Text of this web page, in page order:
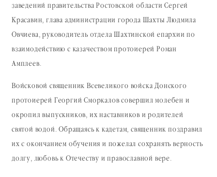
заведений правительства Ростовской области Сергей
Красавин, глава администрации города Шахты Людмила
Овчиева, руководитель отдела Шахтинской епархии по
взаимодействию с казачеством протоиерей Роман
Амплеев.
Войсковой священник Всевеликого войска Донского
протоиерей Георгий Сморкалов совершил молебен и
окропил выпускников, их наставников и родителей
святой водой. Обращаясь к кадетам, священник поздравил
их с окончанием обучения и пожелал сохранять верность
долгу, любовь к Отечеству и православной вере.